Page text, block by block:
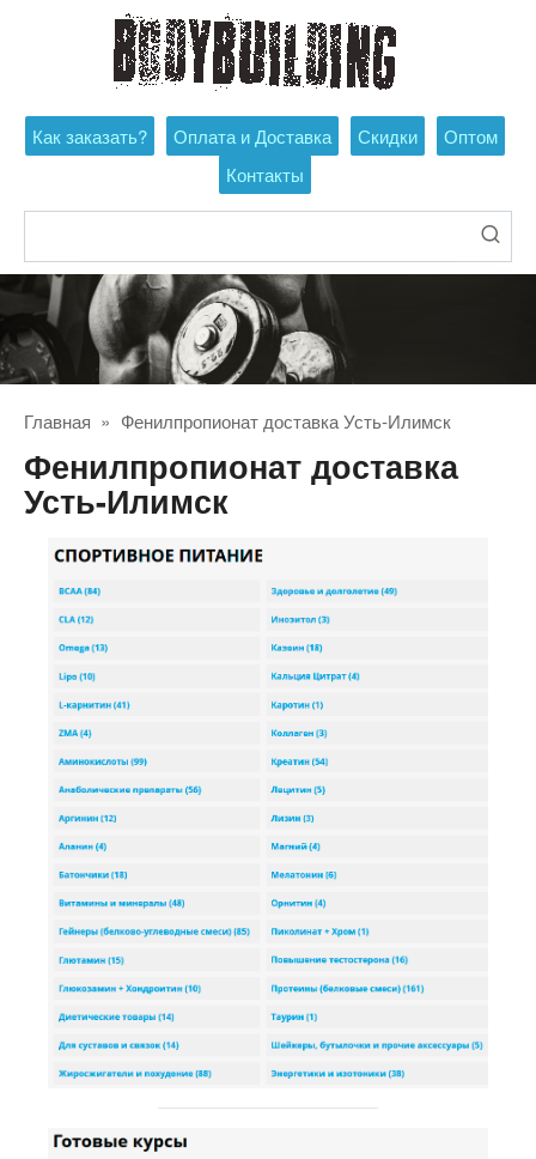
Как заказать? Оплата и Доставка Скидки
Оптом
Контакты
Главная » Фенилпропионат доставка Усть-Илимск
Фенилпропионат доставка
Усть-Илимск